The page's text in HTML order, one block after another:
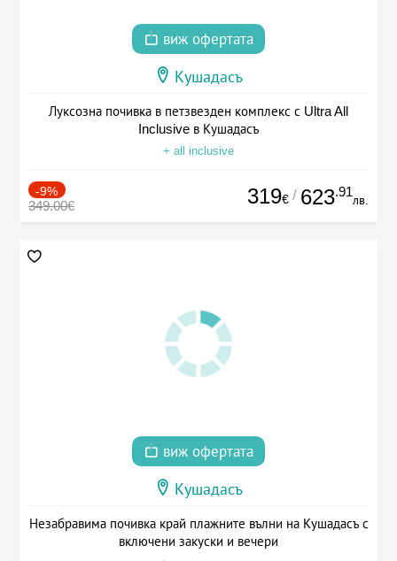
виж офертата
Кушадасъ
Луксозна почивка в петзвезден комплекс с Ultra All
Inclusive в Кушадасъ
+ all inclusive
-9%
349.00€ 319€ / 623.91
лв.
виж офертата
Кушадасъ
Незабравима почивка край плажните вълни на Кушадасъ с
включени закуски и вечери